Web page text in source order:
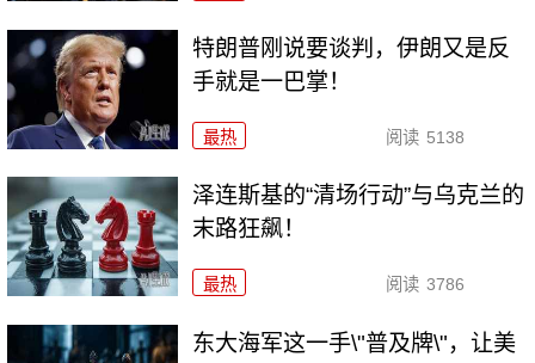
特朗普刚说要谈判，伊朗又是反
手就是一巴掌！
最热 阅读 5138
泽连斯基的“清场行动”与乌克兰的
末路狂飙！
最热 阅读 3786
东大海军这一手\"普及牌\"，让美